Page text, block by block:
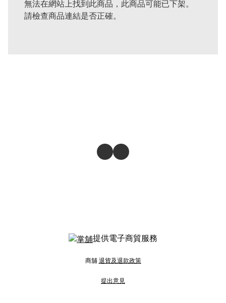
無法在網站上找到此商品，此商品可能已下架。
請檢查商品連結是否正確。
提供電子商貿服務
商舖 退貨及退款政策
提出意見